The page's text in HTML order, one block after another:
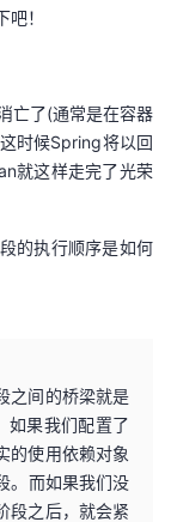
！
亡了(通常是在容器
时候Spring将以回
就这样走完了光荣
的执行顺序是如何
之间的桥梁就是
如果我们配置了
的使用依赖对象
。而如果我们没
段之后，就会紧